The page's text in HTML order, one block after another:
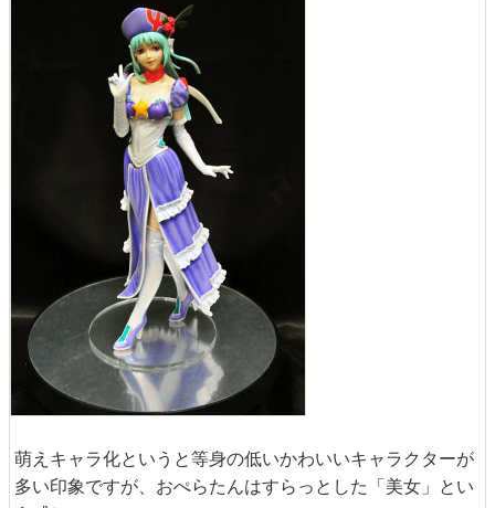
萌えキャラ化というと等身の低いかわいいキャラクターが
多い印象ですが、おぺらたんはすらっとした「美女」とい